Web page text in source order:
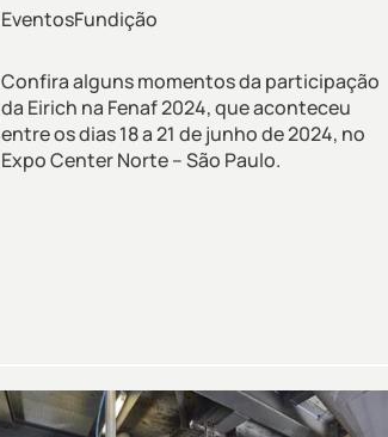
EventosFundição
Confira alguns momentos da participação
da Eirich na Fenaf 2024, que aconteceu
entre os dias 18 a 21 de junho de 2024, no
Expo Center Norte – São Paulo.